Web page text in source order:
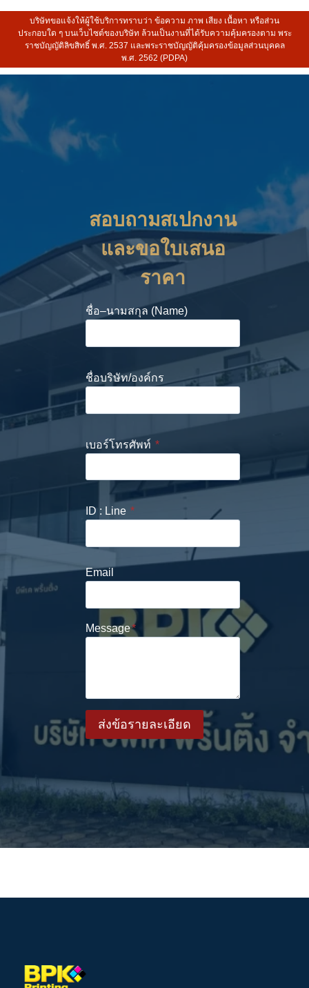
บริษัทขอแจ้งให้ผู้ใช้บริการทราบว่า ข้อความ ภาพ เสียง เนื้อหา หรือส่วน
ประกอบใด ๆ บนเว็บไซต์ของบริษัท ล้วนเป็นงานที่ได้รับความคุ้มครองตาม พระ
ราชบัญญัติลิขสิทธิ์ พ.ศ. 2537 และพระราชบัญญัติคุ้มครองข้อมูลส่วนบุคคล
พ.ศ. 2562 (PDPA)
สอบถามสเปกงาน
และขอใบเสนอ
ราคา
ชื่อ–นามสกุล (Name)
ชื่อบริษัท/องค์กร
เบอร์โทรศัพท์ *
ID : Line *
Email
Message*
ส่งข้อรายละเอียด